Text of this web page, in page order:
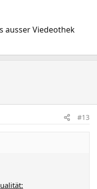
ausser Viedeothek
#13